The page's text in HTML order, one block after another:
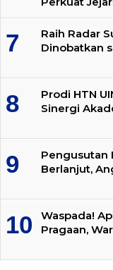
Raih Radar
Dinobatkan
Prodi HTN
Sinergi
Pengusutan
Berlanjut,
Waspada!
Pragaan,